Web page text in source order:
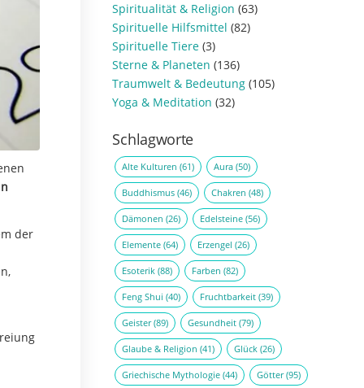
der
Spiritualität & Religion (63)
Spirituelle Hilfsmittel (82)
Spirituelle Tiere (3)
Sterne & Planeten (136)
Traumwelt & Bedeutung (105)
Yoga & Meditation (32)
Schlagworte
Alte Kulturen (61) Aura (50)
Buddhismus (46) Chakren (48)
Dämonen (26) Edelsteine (56)
Elemente (64) Erzengel (26)
Esoterik (88) Farben (82)
Feng Shui (40) Fruchtbarkeit (39)
Geister(89) Gesundheit (79)
Glaube & Religion (41) Glück (26)
Griechische Mythologie (44) Götter(95)